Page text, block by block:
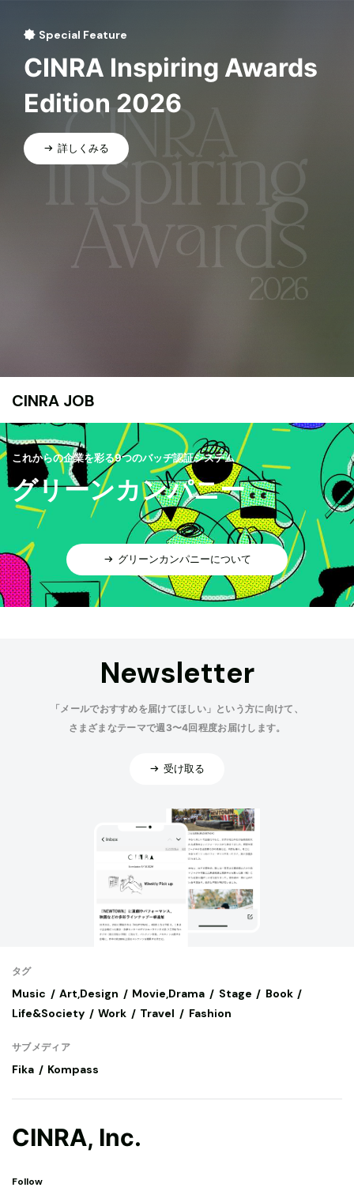
Special Feature
CINRA Inspiring Awards
Edition 2026
詳しくみる
CINRA JOB
これからの企業を彩る9つのバッヂ認証システム
グリーンカンパニー
グリーンカンパニーについて
Newsletter
「メールでおすすめを届けてほしい」という方に向けて、
さまざまなテーマで週3〜4回程度お届けします。
受け取る
タグ
Music Art,Design Movie,Drama Stage
Book
Life&Society
Work Travel Fashion
サブメディア
Fika Kompass
CINRA, Inc.
Follow